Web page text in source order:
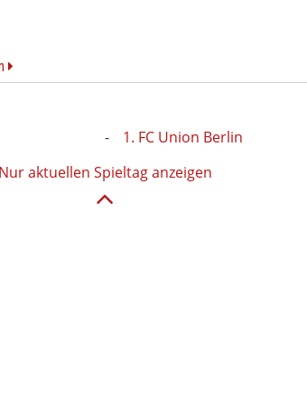
1. FC Union Berlin
Nur aktuellen Spieltag anzeigen